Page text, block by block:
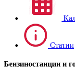
Статии
Бензиностанции и